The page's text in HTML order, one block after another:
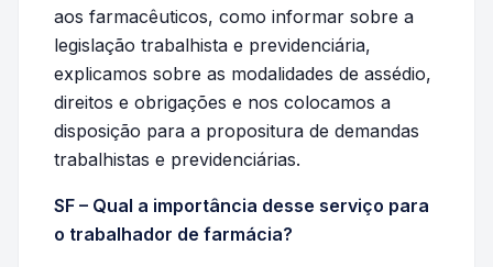
aos farmacêuticos, como informar sobre a
legislação trabalhista e previdenciária,
explicamos sobre as modalidades de assédio,
direitos e obrigações e nos colocamos a
disposição para a propositura de demandas
trabalhistas e previdenciárias.
SF – Qual a importância desse serviço para
o trabalhador de farmácia?